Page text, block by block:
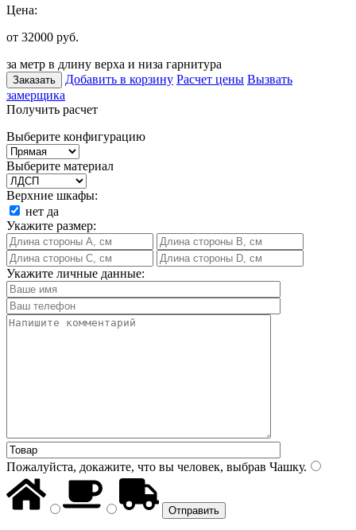
Цена:
от 32000 руб.
за метр в длину верха и низа гарнитура
Заказать Добавить в корзину Расчет цены Вызвать
замерщика
Получить расчет
Выберите конфигурацию
Выберите материал
Верхние шкафы:
нет да
Укажите размер:
Укажите личные данные:
Пожалуйста, докажите, что вы человек, выбрав Чашку.